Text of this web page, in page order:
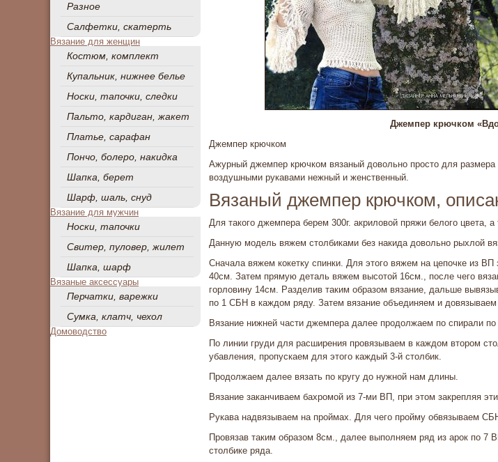
Разное
Салфетки, скатерть
Вязание для женщин
Костюм, комплект
Купальник, нижнее белье
Носки, тапочки, следки
Пальто, кардиган, жакет
Платье, сарафан
Пончо, болеро, накидка
Шапка, берет
Шарф, шаль, снуд
Вязание для мужчин
Носки, тапочки
Свитер, пуловер, жилет
Шапка, шарф
Вязаные аксессуары
Перчатки, варежки
Сумка, клатч, чехол
Домоводство
Джемпер крючком
Джемпер крючком
Ажурный джемпер крючком вязаный довольно просто для
воздушными рукавами нежный и женственный.
Вязаный джемпер крючком,
Для такого джемпера берем 300г. акриловой пряжи белого цвета,
Данную модель вяжем столбиками без накида довольно рыхлой
Сначала вяжем кокетку спинки. Для этого вяжем на цепочке из
40см. Затем прямую деталь вяжем высотой 16см., после чего
горловину 14см. Разделив таким образом вязание, дальше
по 1 СБН в каждом ряду. Затем вязание объединяем и довязываем
Вязание нижней части джемпера далее продолжаем по спирали по
По линии груди для расширения провязываем в каждом втором
убавления, пропускаем для этого каждый 3-й столбик.
Продолжаем далее вязать по кругу до нужной нам длины.
Вязание заканчиваем бахромой из 7-ми ВП, при этом закрепляя
Рукава надвязываем на проймах. Для чего пройму обвязываем
Провязав таким образом 8см., далее выполняем ряд из арок по
столбике ряда.